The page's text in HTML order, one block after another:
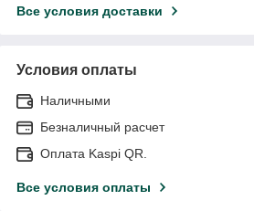
Все условия доставки
Условия оплаты
Наличными
Безналичный расчет
Оплата Kaspi QR.
Все условия оплаты